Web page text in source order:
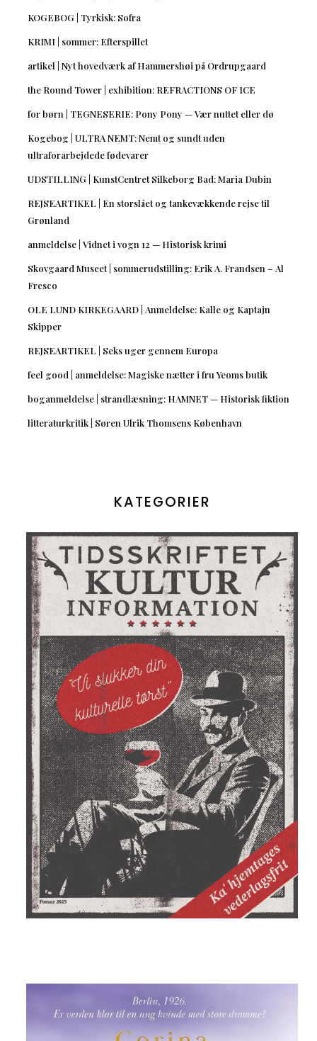
KOGEBOG | Tyrkisk: Sofra
KRIMI | sommer: Efterspillet
artikel | Nyt hovedværk af Hammershøi på Ordrupgaard
the Round Tower | exhibition: REFRACTIONS OF ICE
for børn | TEGNESERIE: Pony Pony — Vær nuttet eller dø
Kogebog | ULTRA NEMT: Nemt og sundt uden
ultraforarbejdede fødevarer
UDSTILLING | KunstCentret Silkeborg Bad: Maria Dubin
REJSEARTIKEL | En storslået og tankevækkende rejse til
Grønland
anmeldelse | Vidnet i vogn 12 — Historisk krimi
Skovgaard Museet | sommerudstilling: Erik A. Frandsen – Al
Fresco
OLE LUND KIRKEGAARD | Anmeldelse: Kalle og Kaptajn
Skipper
REJSEARTIKEL | Seks uger gennem Europa
feel good | anmeldelse: Magiske nætter i fru Yeoms butik
boganmeldelse | strandlæsning: HAMNET — Historisk fiktion
litteraturkritik | Søren Ulrik Thomsens København
KATEGORIER